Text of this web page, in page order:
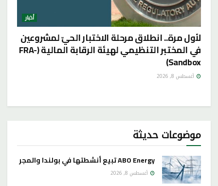
أخبار
لأول مرة.. انطلاق مرحلة الاختبار الحيّ لمشروعين
في المختبر التنظيمي لهيئة الرقابة المالية (FRA-
Sandbox)
أغسطس 8, 2026
موضوعات حديثة
ABO Energy تبيع أنشطتها في بولندا والمجر
أغسطس 8, 2026